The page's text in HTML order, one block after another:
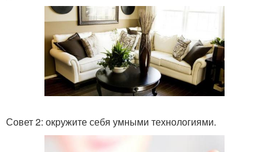
Совет 2: окружите себя умными технологиями.